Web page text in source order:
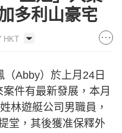
多利山豪宅
HKT
Abby）於上月24日
件有最新發展，本月
林遊艇公司男職員，
堂，其後獲准保釋外